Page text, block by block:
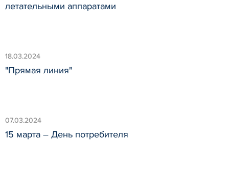
летательными аппаратами
18.03.2024
"Прямая линия"
07.03.2024
15 марта – День потребителя